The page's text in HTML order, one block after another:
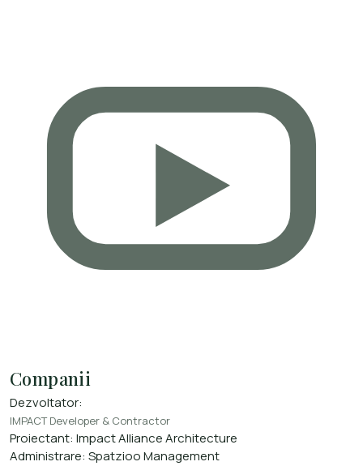
Companii
Dezvoltator:
IMPACT Developer & Contractor
Proiectant: Impact Alliance Architecture
Administrare: Spatzioo Management